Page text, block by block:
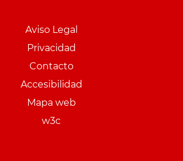
Aviso Legal
Privacidad
Contacto
Accesibilidad
Mapa web
w3c